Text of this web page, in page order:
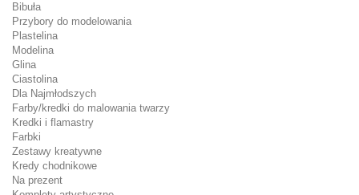
Bibuła
Przybory do modelowania
Plastelina
Modelina
Glina
Ciastolina
Dla Najmłodszych
Farby/kredki do malowania twarzy
Kredki i flamastry
Farbki
Zestawy kreatywne
Kredy chodnikowe
Na prezent